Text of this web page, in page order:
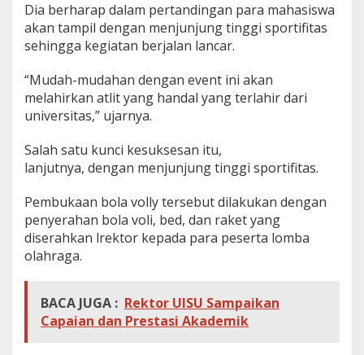
Dia berharap dalam pertandingan para mahasiswa
akan tampil dengan menjunjung tinggi sportifitas
sehingga kegiatan berjalan lancar.
“Mudah-mudahan dengan event ini akan
melahirkan atlit yang handal yang terlahir dari
universitas,” ujarnya.
Salah satu kunci kesuksesan itu,
lanjutnya, dengan menjunjung tinggi sportifitas.
Pembukaan bola volly tersebut dilakukan dengan
penyerahan bola voli, bed, dan raket yang
diserahkan lrektor kepada para peserta lomba
olahraga.
BACA JUGA : Rektor UISU Sampaikan
Capaian dan Prestasi Akademik